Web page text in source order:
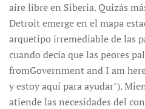
aire libre en Siberia. Quizás
Detroit emerge en el mapa
arquetipo irremediable de las
cuando decía que las peores
fromGovernment and I am
y estoy aquí para ayudar").
atiende las necesidades del